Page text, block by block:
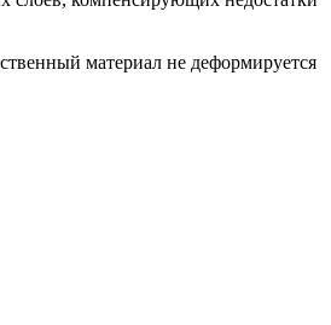
материал не деформируется